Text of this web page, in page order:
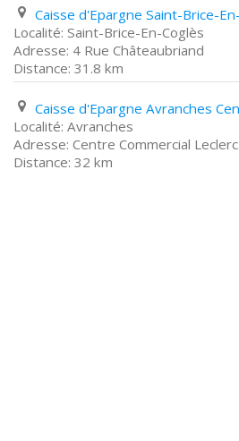
Saint-Brice-En-Coglès
4 Rue Châteaubriand
31.8 km
Avranches
Centre Commercial Leclerc
32 km